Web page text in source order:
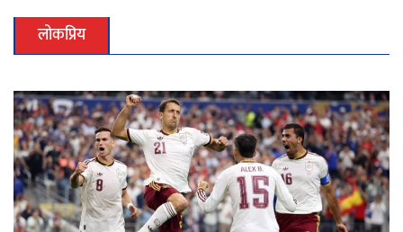
लोकप्रिय